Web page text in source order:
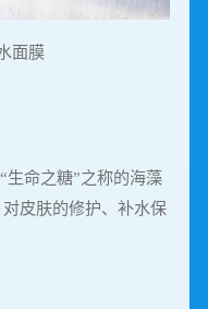
面膜
生命之糖”之称的海藻
皮肤的修护、补水保